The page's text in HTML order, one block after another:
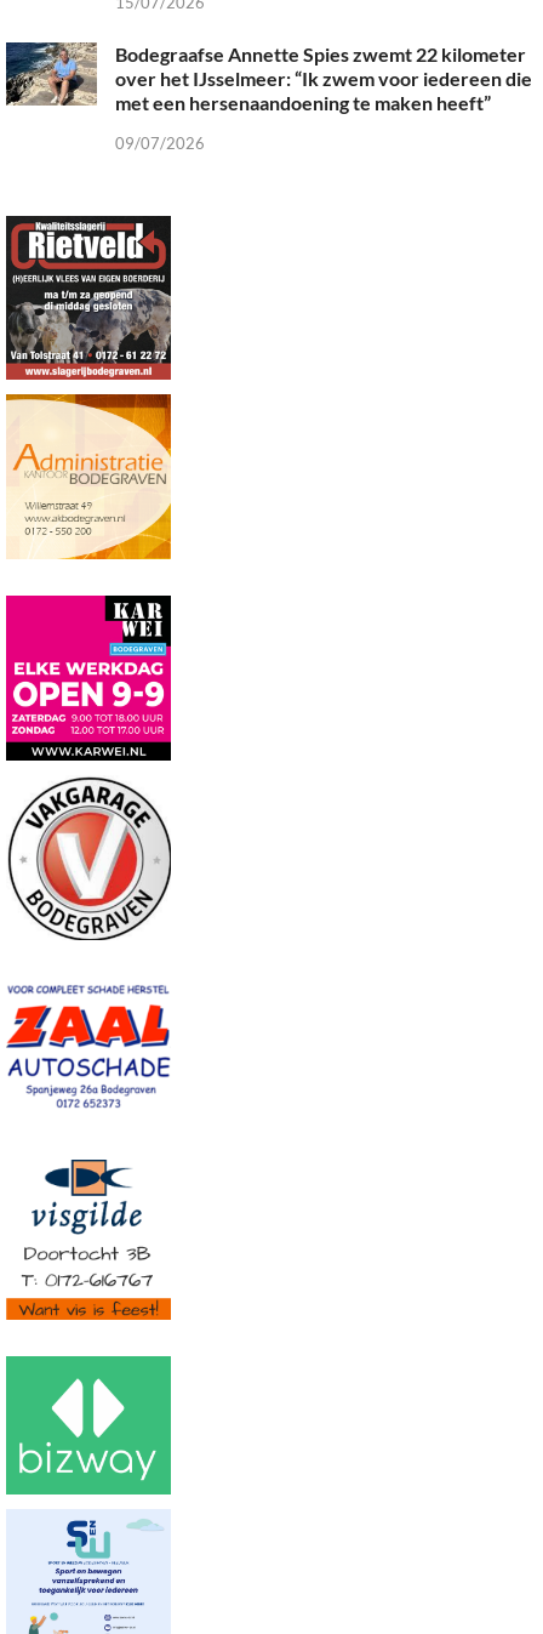
Bodegraafse Annette Spies zwemt 22 kilometer
over het IJsselmeer: “Ik zwem voor iedereen die
met een hersenaandoening te maken heeft”
09/07/2026